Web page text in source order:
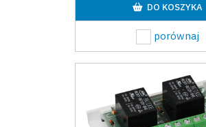
DO KOSZYKA
porównaj